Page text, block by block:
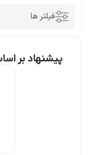
فیلتر ها
پیشنهاد بر